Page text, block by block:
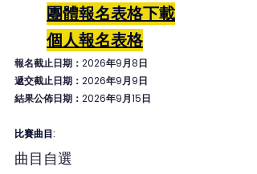
團體報名表格下載
個人報名表格
報名截止日期：2026年9月8日
遞交截止日期：2026年9月9日
結果公佈日期：2026年9月15日
比賽曲目:
曲目自選